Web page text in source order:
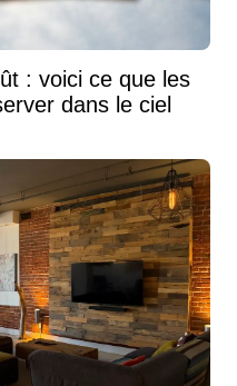
: voici ce que les
dans le ciel